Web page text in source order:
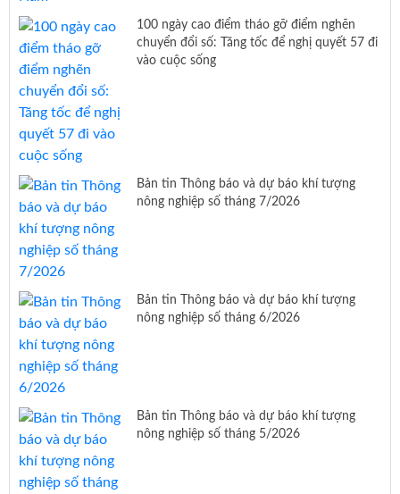
100 ngày cao điểm tháo gỡ điểm nghẽn
chuyển đổi số: Tăng tốc để nghị quyết 57 đi
vào cuộc sống
Bản tin Thông báo và dự báo khí tượng
nông nghiệp số tháng 7/2026
Bản tin Thông báo và dự báo khí tượng
nông nghiệp số tháng 6/2026
Bản tin Thông báo và dự báo khí tượng
nông nghiệp số tháng 5/2026